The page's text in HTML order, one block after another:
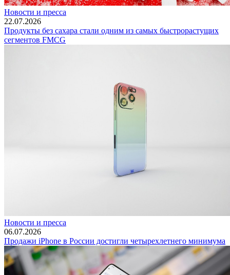
Новости и пресса
22.07.2026
Продукты без сахара стали одним из самых быстрорастущих
сегментов FMCG
Новости и пресса
06.07.2026
Продажи iPhone в России достигли четырехлетнего минимума